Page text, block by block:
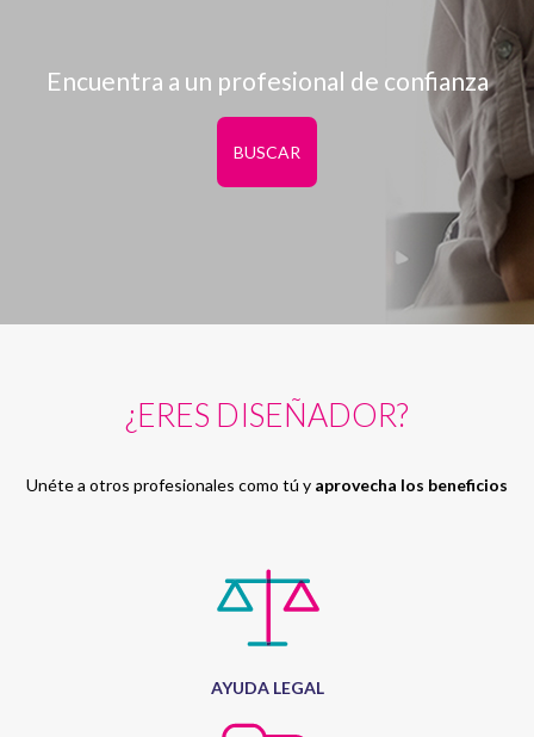
Encuentra a un profesional de confianza
BUSCAR
¿ERES DISEÑADOR?
Unéte a otros profesionales como tú y aprovecha los beneficios
AYUDA LEGAL